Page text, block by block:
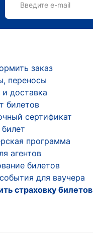
Введите e-mail
заказ
переносы
и доставка
билетов
сертификат
программа
агентов
билетов
для ваучера
страховку билетов